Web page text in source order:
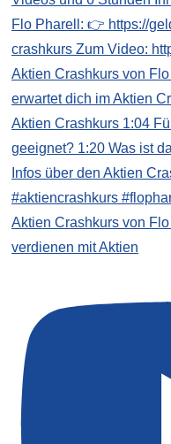
Aktien Crashkurs von
verdienen mit Aktien